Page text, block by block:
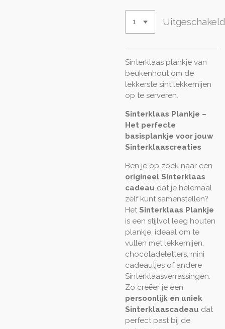
Sinterklaas plankje van
beukenhout om de
lekkerste sint lekkernijen
op te serveren.
Sinterklaas Plankje –
Het perfecte
basisplankje voor jouw
Sinterklaascreaties
Ben je op zoek naar een
origineel Sinterklaas
cadeau dat je helemaal
zelf kunt samenstellen?
Het Sinterklaas Plankje
is een stijlvol leeg houten
plankje, ideaal om te
vullen met lekkernijen,
chocoladeletters, mini
cadeautjes of andere
Sinterklaasverrassingen.
Zo creëer je een
persoonlijk en uniek
Sinterklaascadeau dat
perfect past bij de